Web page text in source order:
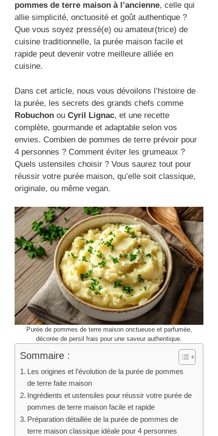
pommes de terre maison à l’ancienne, celle qui
allie simplicité, onctuosité et goût authentique ?
Que vous soyez pressé(e) ou amateur(trice) de
cuisine traditionnelle, la purée maison facile et
rapide peut devenir votre meilleure alliée en
cuisine.
Dans cet article, nous vous dévoilons l’histoire de
la purée, les secrets des grands chefs comme
Robuchon ou Cyril Lignac, et une recette
complète, gourmande et adaptable selon vos
envies. Combien de pommes de terre prévoir pour
4 personnes ? Comment éviter les grumeaux ?
Quels ustensiles choisir ? Vous saurez tout pour
réussir votre purée maison, qu’elle soit classique,
originale, ou même vegan.
Purée de pommes de terre maison onctueuse et parfumée,
décorée de persil frais pour une saveur authentique.
Sommaire :
Les origines et l’évolution de la purée de pommes
de terre faite maison
Ingrédients et ustensiles pour réussir votre purée de
pommes de terre maison facile et rapide
Préparation détaillée de la purée de pommes de
terre maison classique idéale pour 4 personnes